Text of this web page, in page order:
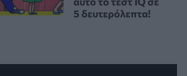
5 δευτερόλεπτα!